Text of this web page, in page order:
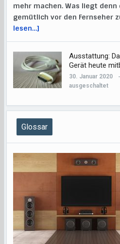
mehr machen. Was liegt denn
gemütlich vor den Fernseher
lesen…]
Ausstattung:
Gerät heute
30. Januar 2020
ausgeschaltet
Glossar